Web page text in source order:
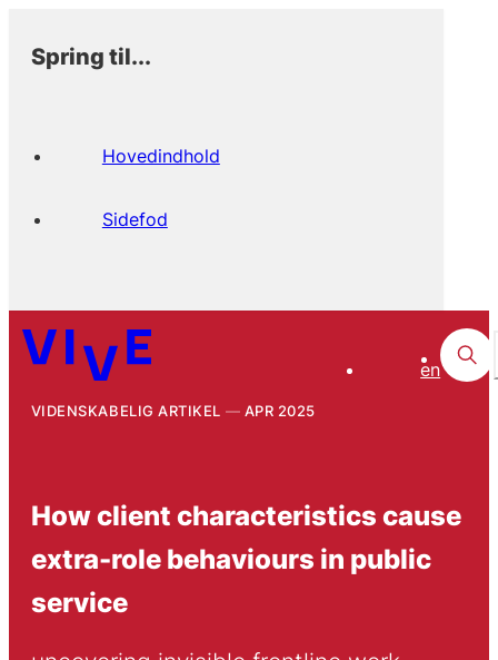
Spring til...
Hovedindhold
Sidefod
en
VIDENSKABELIG ARTIKEL APR 2025
How client characteristics cause
extra-role behaviours in public
service